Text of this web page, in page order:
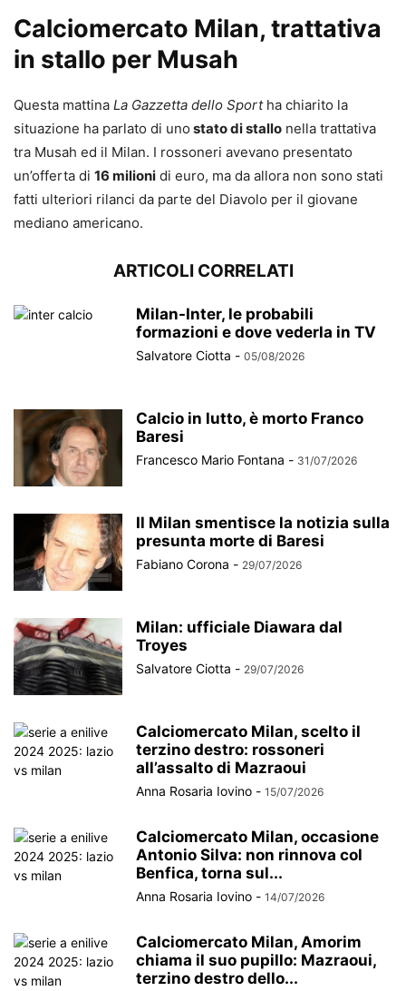
Calciomercato Milan, trattativa
in stallo per Musah
Questa mattina La Gazzetta dello Sportha chiarito la
situazione ha parlato di uno stato di stallo nella trattativa
tra Musah ed il Milan. I rossoneri avevano presentato
un’offerta di 16 milioni di euro, ma da allora non sono stati
fatti ulteriori rilanci da parte del Diavolo per il giovane
mediano americano.
ARTICOLI CORRELATI
Milan-Inter, le probabili
formazioni e dove vederla in TV
Salvatore Ciotta - 05/08/2026
Calcio in lutto, è morto Franco
Baresi
Francesco Mario Fontana - 31/07/2026
Il Milan smentisce la notizia sulla
presunta morte di Baresi
Fabiano Corona - 29/07/2026
Milan: ufficiale Diawara dal
Troyes
Salvatore Ciotta - 29/07/2026
Calciomercato Milan, scelto il
terzino destro: rossoneri
all’assalto di Mazraoui
Anna Rosaria Iovino - 15/07/2026
Calciomercato Milan, occasione
Antonio Silva: non rinnova col
Benfica, torna sul...
Anna Rosaria Iovino - 14/07/2026
Calciomercato Milan, Amorim
chiama il suo pupillo: Mazraoui,
terzino destro dello...